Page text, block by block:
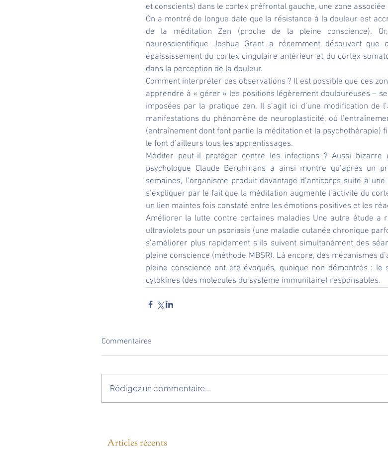
et conscients) dans le cortex préfrontal gauche, une zone
On a montré de longue date que la résistance à la douleur est
de la méditation Zen (proche de la pleine conscience).
neuroscientifique Joshua Grant a récemment découvert
épaississement du cortex cingulaire antérieur et du cortex
dans la perception de la douleur.
Comment interpréter ces observations ? Il est possible que ces
apprendre à « gérer » les positions légèrement douloureuses –
imposées par la pratique zen. Il s’agit ici d’une modification de
manifestations du phénomène de neuroplasticité, où
(entraînement dont font partie la méditation et la psychothérapie)
le font d’ailleurs tous les apprentissages.
Méditer peut-il protéger contre les infections ? Aussi
psychologue Claude Berghmans a ainsi montré qu’après un
semaines, l’organisme produit davantage d’anticorps suite à
s’expliquer par le fait que la méditation augmente l’activité du
un lien maintes fois constaté entre les émotions positives et les
Améliorer la lutte contre certaines maladies Une autre étude a
ultraviolets pour un psoriasis (une maladie cutanée chronique
s’améliorer plus rapidement s’ils suivent simultanément des
pleine conscience (méthode MBSR). Là encore, des mécanismes
pleine conscience ont été évoqués, quoique non démontrés :
cytokines (des molécules du système immunitaire) responsables.
Commentaires
Rédigez un commentaire...
Articles récents